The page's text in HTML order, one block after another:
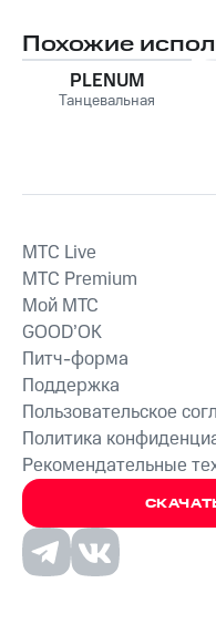
Похожие
PLENUM
Танцевальная
MTС Live
MTС Premium
Мой МТС
GOOD’OK
Питч-форма
Поддержка
Пользовательское
Политика
Рекомендательные